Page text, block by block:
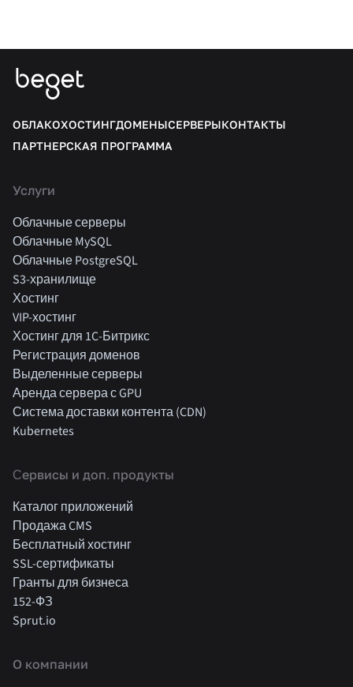
ОБЛАКОХОСТИНГДОМЕНЫСЕРВЕРЫКОНТАКТЫ
ПАРТНЕРСКАЯ ПРОГРАММА
Услуги
Облачные серверы
Облачные MySQL
Облачные PostgreSQL
S3-хранилище
Хостинг
VIP-хостинг
Хостинг для 1C-Битрикс
Регистрация доменов
Выделенные серверы
Аренда сервера с GPU
Система доставки контента (CDN)
Kubernetes
Cервисы и доп. продукты
Каталог приложений
Продажа CMS
Бесплатный хостинг
SSL-сертификаты
Гранты для бизнеса
152-ФЗ
Sprut.io
О компании